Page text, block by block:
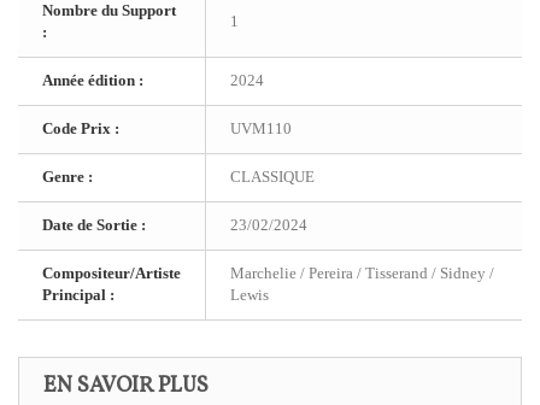
Nombre du Support
:
1
Année édition : 2024
Code Prix : UVM110
Genre : CLASSIQUE
Date de Sortie : 23/02/2024
Compositeur/Artiste
Principal :
Marchelie / Pereira / Tisserand / Sidney /
Lewis
EN SAVOIR PLUS